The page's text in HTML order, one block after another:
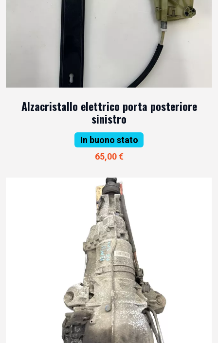
Alzacristallo elettrico porta posteriore
sinistro
In buono stato
65,00 €